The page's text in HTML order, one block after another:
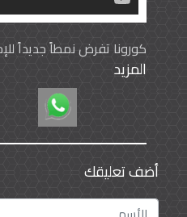
كورونا تفرض نمطاً جديداً
فصل الصيف مختلف هذا
تفرض نمطاً جديداً للإجازات
لرحلات وإجازات آمنة.
أبرز هذه النصائح: الحرص
الكمامة والقفازات التزام
والتعقيم تناول الفيتامينات
الصحية الإكثار من تناول
تغيير وتطهير الملابس
المزيد
أضف تعليقك